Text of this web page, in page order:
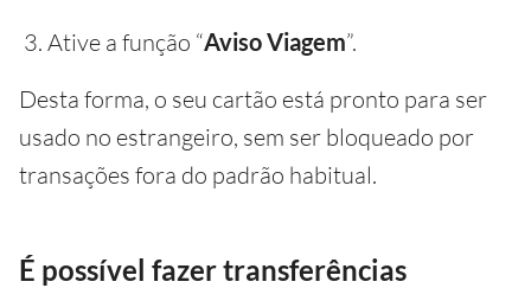
Ative a função “Aviso Viagem”.
Desta forma, o seu cartão está pronto para ser
usado no estrangeiro, sem ser bloqueado por
transações fora do padrão habitual.
É possível fazer transferências